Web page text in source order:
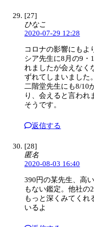
[27]
ひなこ
2020-07-29 12:28
コロナの影響にもよ
シア先生に8月の9・
れましたが会えなく
ずれてしまいました。
二階堂先生にも8/10
り、会えると言われ
そうです。
返信する
[28]
匿名
2020-08-03 16:40
390円の某先生、高
もない鑑定。他社の
もっと深くみてくれ
いるよ